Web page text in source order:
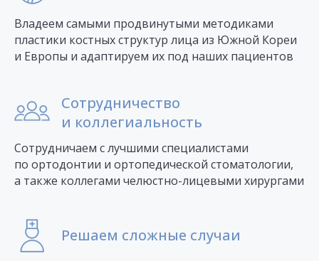
Владеем самыми продвинутыми методиками
пластики костных структур лица из Южной Кореи
и Европы и адаптируем их под наших пациентов
Сотрудничество
и коллегиальность
Сотрудничаем с лучшими специалистами
по ортодонтии и ортопедической стоматологии,
а также коллегами челюстно-лицевыми хирургами
Решаем сложные случаи